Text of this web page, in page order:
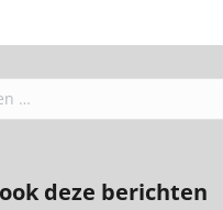
deze berichten